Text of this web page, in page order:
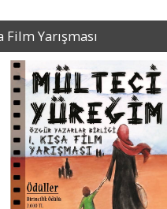
Film Yarışması